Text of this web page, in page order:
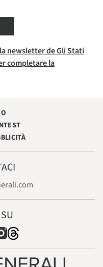
newsletter de Gli Stati
completare la